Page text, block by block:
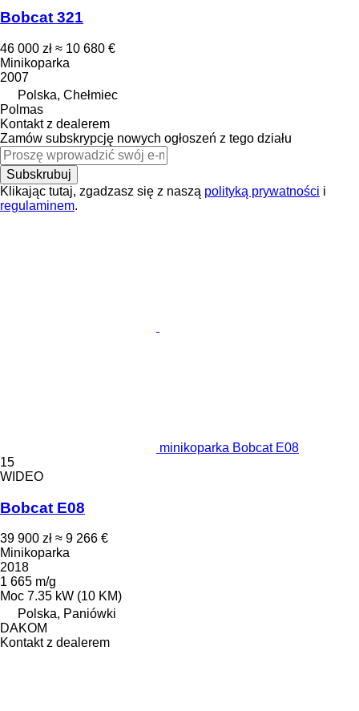
Bobcat 321
46 000 zł ≈ 10 680 €
Minikoparka
2007
Polska, Chełmiec
Polmas
Kontakt z dealerem
Zamów subskrypcję nowych ogłoszeń z tego działu
Subskrubuj
Klikając tutaj, zgadzasz się z naszą polityką prywatności i
regulaminem.
minikoparka Bobcat E08
15
WIDEO
Bobcat E08
39 900 zł ≈ 9 266 €
Minikoparka
2018
1 665 m/g
Moc 7.35 kW (10 KM)
Polska, Paniówki
DAKOM
Kontakt z dealerem